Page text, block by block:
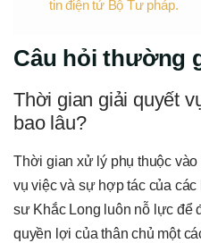
tin điện tử Bộ Tư pháp.
Câu hỏi thường
Thời gian giải quyết
bao lâu?
Thời gian xử lý phụ thuộc
vụ việc và sự hợp tác của
sư Khắc Long luôn nỗ lực để
quyền lợi của thân chủ một